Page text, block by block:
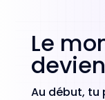
Le
Au début, tu